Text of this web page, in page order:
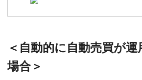
＜自動的に自動売買が
場合＞